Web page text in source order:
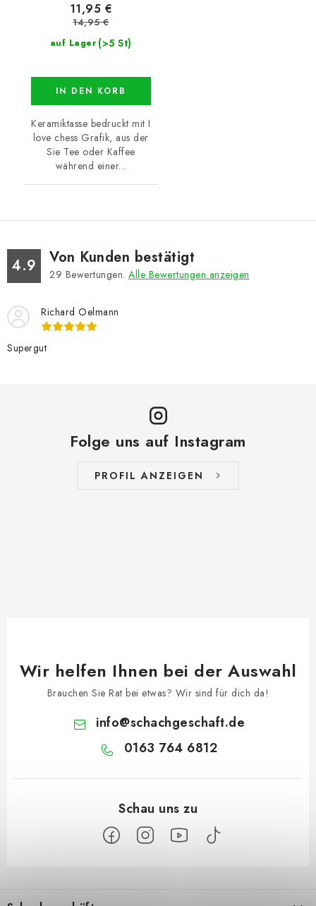
auf Lager (>5 St)
11,95 €
14,95 €
IN DEN KORB
Keramiktasse bedruckt mit I
love chess Grafik, aus der
Sie Tee oder Kaffee
während einer...
4.9 Von Kunden bestätigt
29 Bewertungen. Alle Bewertungen anzeigen
Richard Oelmann
Supergut
Folge uns auf Instagram
PROFIL ANZEIGEN
Wir helfen Ihnen bei der Auswahl
Brauchen Sie Rat bei etwas? Wir sind für dich da!
info@schachgeschaft.de
0163 764 6812